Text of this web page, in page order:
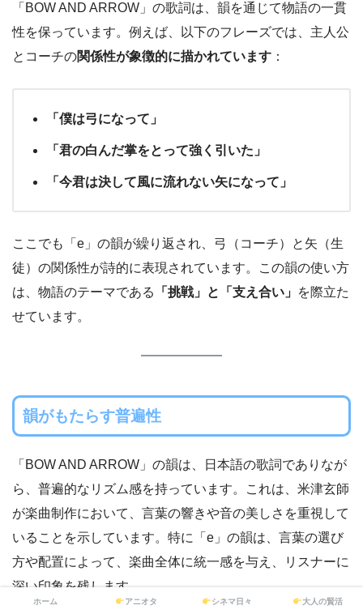
「BOW AND ARROW」の歌詞は、韻を通じて物語の一貫
性を保っています。例えば、以下のフレーズでは、主人公
とコーチの関係性が象徴的に描かれています ：
「僕は弓になって」
「君の白んだ掌をとって強く引いた」
「今君は決して風に流れない矢になって」
ここでも「e」の韻が繰り返され、弓（コーチ）と矢（生
徒）の関係性が詩的に表現されています。この韻の使い方
は、物語のテーマである
「挑戦」と「支え合い」 を際立た
せています。
韻がもたらす普遍性
「BOW AND ARROW」の韻は、日本語の歌詞でありなが
ら、普遍的なリズム感を持っています。これは、米津玄師
が楽曲制作において、言葉の響きや音の美しさを重視して
いることを示しています。特に「e」の韻は、言葉の選び
方や配置によって、楽曲全体に統一感を与え、リスナーに
深い印象を残します。
ホーム アニオタ シネマ日々 大人の賢活